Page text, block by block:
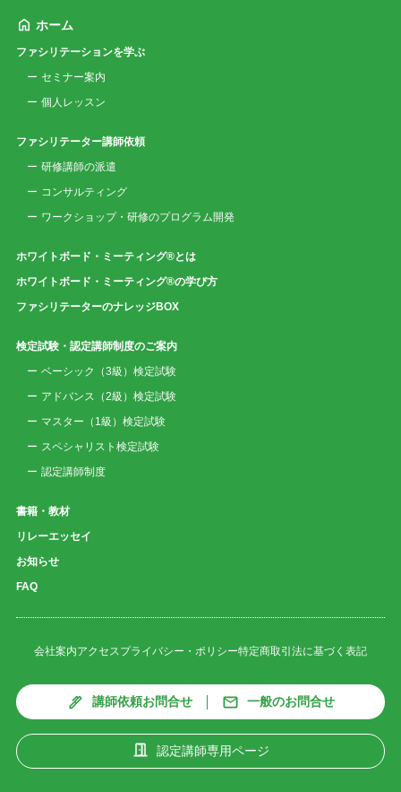
ホーム
ファシリテーションを学ぶ
セミナー案内
個人レッスン
ファシリテーター講師依頼
研修講師の派遣
コンサルティング
ワークショップ・研修のプログラム開発
ホワイトボード・ミーティング®とは
ホワイトボード・ミーティング®の学び方
ファシリテーターのナレッジBOX
検定試験・認定講師制度のご案内
ベーシック（3級）検定試験
アドバンス（2級）検定試験
マスター（1級）検定試験
スペシャリスト検定試験
認定講師制度
書籍・教材
リレーエッセイ
お知らせ
FAQ
会社案内アクセスプライバシー・ポリシー特定商取引法に基づく表記
講師依頼お問合せ 一般のお問合せ
認定講師専用ページ